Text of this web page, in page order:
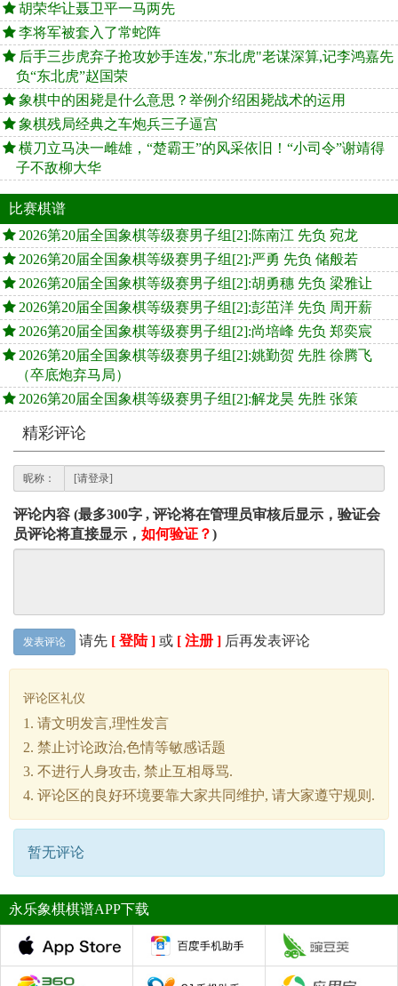
胡荣华让聂卫平一马两先
李将军被套入了常蛇阵
后手三步虎弃子抢攻妙手连发,"东北虎"老谋深算,记李鸿嘉先
负“东北虎”赵国荣
象棋中的困毙是什么意思？举例介绍困毙战术的运用
象棋残局经典之车炮兵三子逼宫
横刀立马决一雌雄，“楚霸王”的风采依旧！“小司令”谢靖得
子不敌柳大华
比赛棋谱
2026第20届全国象棋等级赛男子组[2]:陈南江 先负 宛龙
2026第20届全国象棋等级赛男子组[2]:严勇 先负 储般若
2026第20届全国象棋等级赛男子组[2]:胡勇穗 先负 梁雅让
2026第20届全国象棋等级赛男子组[2]:彭茁洋 先负 周开薪
2026第20届全国象棋等级赛男子组[2]:尚培峰 先负 郑奕宸
2026第20届全国象棋等级赛男子组[2]:姚勤贺 先胜 徐腾飞
（卒底炮弃马局）
2026第20届全国象棋等级赛男子组[2]:解龙昊 先胜 张策
精彩评论
昵称：
评论内容 (最多300字 , 评论将在管理员审核后显示，验证会
员评论将直接显示， 如何验证？)
发表评论 请先 [ 登陆 ] 或 [ 注册 ] 后再发表评论
评论区礼仪
1. 请文明发言,理性发言
2. 禁止讨论政治,色情等敏感话题
3. 不进行人身攻击, 禁止互相辱骂.
4. 评论区的良好环境要靠大家共同维护, 请大家遵守规则.
暂无评论
永乐象棋棋谱APP下载